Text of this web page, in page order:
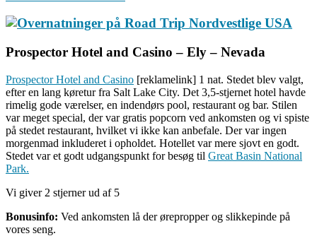
Prospector Hotel and Casino – Ely – Nevada
Prospector Hotel and Casino [reklamelink] 1 nat. Stedet blev valgt,
efter en lang køretur fra Salt Lake City. Det 3,5-stjernet hotel havde
rimelig gode værelser, en indendørs pool, restaurant og bar. Stilen
var meget special, der var gratis popcorn ved ankomsten og vi spiste
på stedet restaurant, hvilket vi ikke kan anbefale. Der var ingen
morgenmad inkluderet i opholdet. Hotellet var mere sjovt en godt.
Stedet var et godt udgangspunkt for besøg til Great Basin National
Park.
Vi giver 2 stjerner ud af 5
Bonusinfo: Ved ankomsten lå der ørepropper og slikkepinde på
vores seng.